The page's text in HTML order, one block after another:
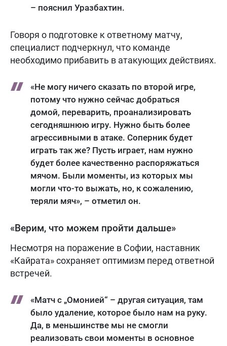
– пояснил Уразбахтин.
Говоря о подготовке к ответному матчу,
специалист подчеркнул, что команде
необходимо прибавить в атакующих действиях.
«Не могу ничего сказать по второй игре,
потому что нужно сейчас добраться
домой, переварить, проанализировать
сегодняшнюю игру. Нужно быть более
агрессивными в атаке. Соперник будет
играть так же? Пусть играет, нам нужно
будет более качественно распоряжаться
мячом. Были моменты, из которых мы
могли что-то выжать, но, к сожалению,
теряли мяч», – отметил он.
«Верим, что можем пройти дальше»
Несмотря на поражение в Софии, наставник
«Кайрата» сохраняет оптимизм перед ответной
встречей.
«Матч с „Омонией“ – другая ситуация, там
было удаление, которое было нам на руку.
Да, в меньшинстве мы не смогли
реализовать свои моменты в основное